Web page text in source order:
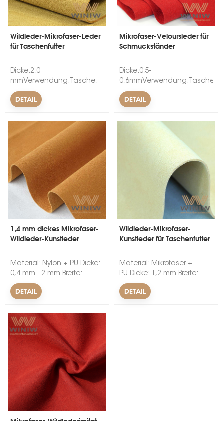
Wildleder-Mikrofaser-Leder
für Taschenfutter
Dicke:2,0
mmVerwendung:Tasche,
Schuhe, Dekoration,
Autositz, Notizbuch,
weich, wasserdicht, Anti-
SchimmelBreite:54/55"Muster:Fertig
bearbeitetMaterial:Nylon &
DETAIL
Mikrofaser-Veloursleder für
Schmuckständer
Dicke:0,5-
0,6mmVerwendung:Tasche,
Schuhe, Dekoration,
Autositz, Handschuhe,
weichBreite:54/
bearbeitetMaterial:PA & PU
DETAIL
1,4 mm dickes Mikrofaser-
Wildleder-Kunstleder
Material: Nylon + PU.Dicke:
0,4 mm - 2 mm.Breite:
54".Farbe: Schwarz, Beige,
Grau, Braun, Wein, Camel,
alle Farben erhältlich.
DETAIL
Wildleder-Mikrofaser-
Kunstleder für Taschenfutter
Material: Mikrofaser +
PU.Dicke: 1,2 mm.Breite:
54".Farbe: Schwarz, Grau,
Beige, Braun, Wein, alle
DETAIL